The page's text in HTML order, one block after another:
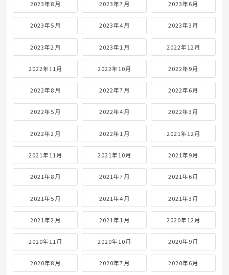
2023年8月 2023年7月 2023年6月
2023年5月 2023年4月 2023年3月
2023年2月 2023年1月 2022年12月
2022年11月 2022年10月 2022年9月
2022年8月 2022年7月 2022年6月
2022年5月 2022年4月 2022年3月
2022年2月 2022年1月 2021年12月
2021年11月 2021年10月 2021年9月
2021年8月 2021年7月 2021年6月
2021年5月 2021年4月 2021年3月
2021年2月 2021年1月 2020年12月
2020年11月 2020年10月 2020年9月
2020年8月 2020年7月 2020年6月